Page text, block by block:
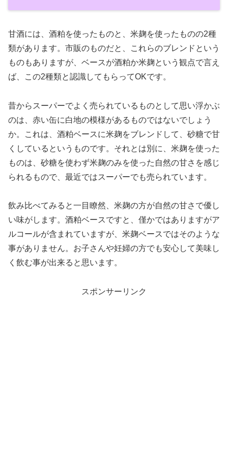
甘酒には、酒粕を使ったものと、米麹を使ったものの2種
類があります。市販のものだと、これらのブレンドという
ものもありますが、ベースが酒粕か米麹という観点で言え
ば、この2種類と認識してもらってOKです。
昔からスーパーでよく売られているものとして思い浮かぶ
のは、赤い缶に白地の模様があるものではないでしょう
か。これは、酒粕ベースに米麹をブレンドして、砂糖で甘
くしているというものです。それとは別に、米麹を使った
ものは、砂糖を使わず米麹のみを使った自然の甘さを感じ
られるもので、最近ではスーパーでも売られています。
飲み比べてみると一目瞭然、米麹の方が自然の甘さで優し
い味がします。酒粕ベースですと、僅かではありますがア
ルコールが含まれていますが、米麹ベースではそのような
事がありません。お子さんや妊婦の方でも安心して美味し
く飲む事が出来ると思います。
スポンサーリンク